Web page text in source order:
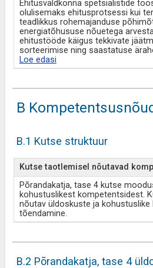
Ehitusvaldkonna spetsialistide
olulisemaks ehitusprotsessi kui
teadlikkus rohemajanduse
energiatõhususe nõuetega
ehitustööde käigus tekkivate
sorteerimise ning saastatuse
Loe edasi
B
B.1 Kutse struktuur
Kutse taotlemisel nõutavad
Põrandakatja, tase 4 kutse
kohustuslikest kompetentsidest.
nõutav üldoskuste ja kohustuslike
tõendamine.
B.2 Põrandakatja, tase 4